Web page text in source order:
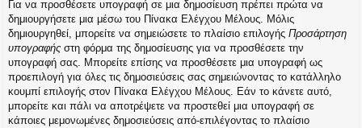
Για να προσθέσετε υπογραφή σε μια δημοσίευση πρέπει πρώτα να
δημιουργήσετε μια μέσω του Πίνακα Ελέγχου Μέλους. Μόλις
δημιουργηθεί, μπορείτε να σημειώσετε το πλαίσιο επιλογής Προσάρτηση
υπογραφής στη φόρμα της δημοσίευσης για να προσθέσετε την
υπογραφή σας. Μπορείτε επίσης να προσθέσετε μια υπογραφή ως
προεπιλογή για όλες τις δημοσιεύσεις σας σημειώνοντας το κατάλληλο
κουμπί επιλογής στον Πίνακα Ελέγχου Μέλους. Εάν το κάνετε αυτό,
μπορείτε και πάλι να αποτρέψετε να προστεθεί μια υπογραφή σε
κάποιες μεμονωμένες δημοσιεύσεις από-επιλέγοντας το πλαίσιο